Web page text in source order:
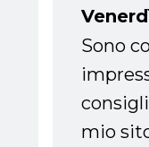
Sono
mio